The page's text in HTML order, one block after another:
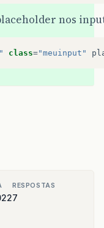
nos
class="meuinput"
RESPOSTAS
7